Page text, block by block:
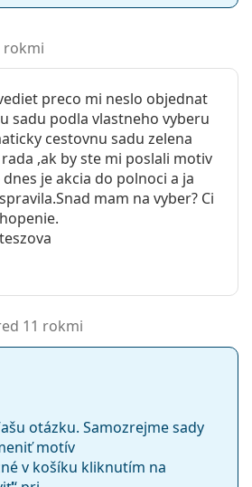
rokmi
preco mi neslo objednat
sadu podla vlastneho vyberu
cestovnu sadu zelena
,ak by ste mi poslali motiv
je akcia do polnoci a ja
mam na vyber? Ci
11 rokmi
otázku. Samozrejme sady
motív
v košíku kliknutím na